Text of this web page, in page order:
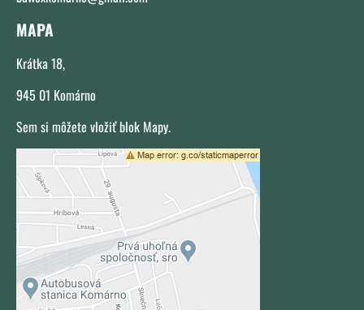
MAPA
Krátka 18,
945 01 Komárno
Sem si môžete vložiť blok Mapy.
Externý obsah je blokovaný Voľbami
súkromia
Prajete si načítať externý obsah?
Povoliť tentokrát